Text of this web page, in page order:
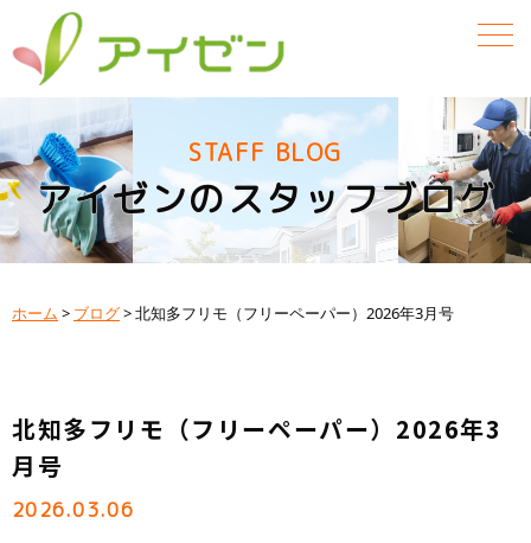
STAFF BLOG
アイゼンのスタッフブログ
ホーム > ブログ>北知多フリモ（フリーペーパー）2026年3月号
北知多フリモ（フリーペーパー）2026年3
月号
2026.03.06